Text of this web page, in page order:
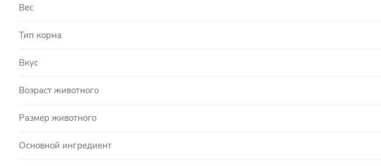
Вес
Тип корма
Вкус
Возраст животного
Размер животного
Основной ингредиент